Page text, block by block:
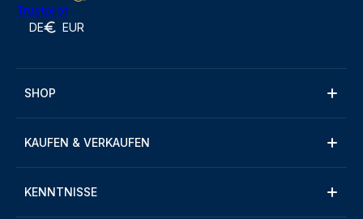
Trustpilot
DE EUR
SHOP
KAUFEN & VERKAUFEN
KENNTNISSE